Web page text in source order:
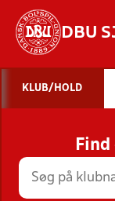
DBU
KLUB/HOLD